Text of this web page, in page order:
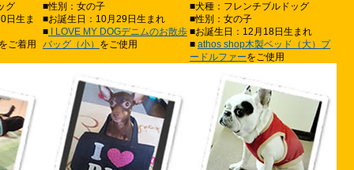
グ
日生ま
ご着用
■性別：女の子
■お誕生日：10月29日生まれ
■ I LOVE MY DOGデニムのお散歩
バッグ（小） をご使用
■犬種：フレンチブルドッグ
■性別：女の子
■お誕生日：12月18日生まれ
■ athos shop木製ベッド（大）プ
ードルファーをご使用